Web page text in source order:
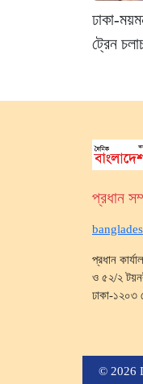
ঢাকা-
ট্রেন
প্রধান
প্রধান
ও ৫২/২
ঢাকা-১২০৩
© 2026